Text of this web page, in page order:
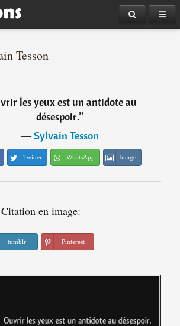
Tesson
les yeux est un antidote au
désespoir.”
―Sylvain Tesson
Twitter WhatsApp Image
Citation en image:
tumblr Pinterest